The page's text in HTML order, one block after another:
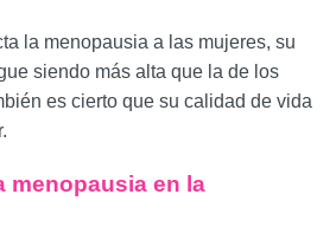
la menopausia a las mujeres, su
siendo más alta que la de los
es cierto que su calidad de vida
menopausia en la